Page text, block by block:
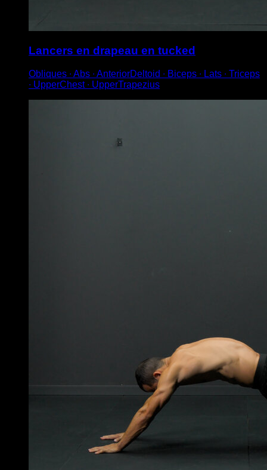
Lancers en drapeau en tucked
Obliques ∙ Abs ∙ AnteriorDeltoid ∙ Biceps ∙ Lats ∙ Triceps
∙ UpperChest ∙ UpperTrapezius